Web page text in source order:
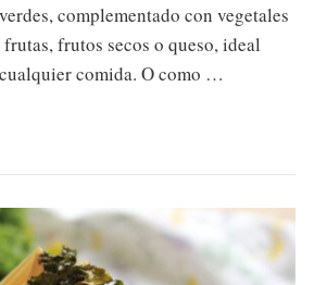
complementado con vegetales
frutos secos o queso, ideal
comida. O como …